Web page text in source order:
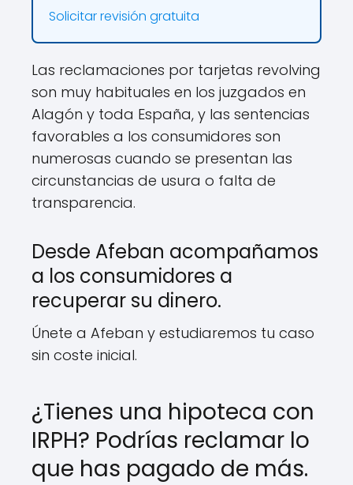
Solicitar revisión gratuita
Las reclamaciones por tarjetas revolving
son muy habituales en los juzgados en
Alagón y toda España, y las sentencias
favorables a los consumidores son
numerosas cuando se presentan las
circunstancias de usura o falta de
transparencia.
Desde Afeban acompañamos
a los consumidores a
recuperar su dinero.
Únete a Afeban y estudiaremos tu caso
sin coste inicial.
¿Tienes una hipoteca con
IRPH? Podrías reclamar lo
que has pagado de más.